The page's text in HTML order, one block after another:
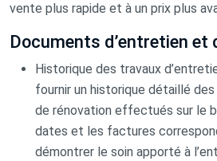
vente plus rapide et à un prix plus
Documents d’entretien et
Historique des travaux
fournir un historique détaillé
de rénovation effectués sur le
dates et les factures
démontrer le soin apporté à